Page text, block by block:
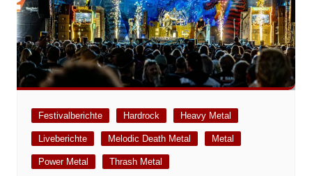
Festivalberichte Hardrock Heavy Metal
Liveberichte Melodic Death Metal Metal
Power Metal Thrash Metal